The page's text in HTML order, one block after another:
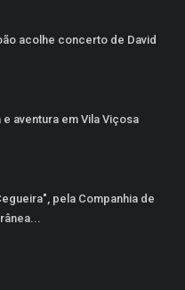
acolhe concerto de David
aventura em Vila Viçosa
pela Companhia de